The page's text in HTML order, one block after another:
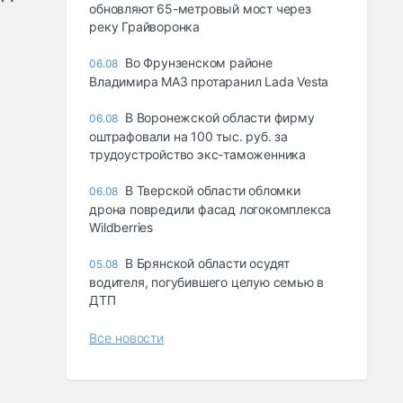
обновляют 65-метровый мост через
реку Грайворонка
06.08 Во Фрунзенском районе
Владимира МАЗ протаранил Lada Vesta
06.08 В Воронежской области фирму
оштрафовали на 100 тыс. руб. за
трудоустройство экс-таможенника
06.08 В Тверской области обломки
дрона повредили фасад логокомплекса
Wildberries
05.08 В Брянской области осудят
водителя, погубившего целую семью в
ДТП
Все новости